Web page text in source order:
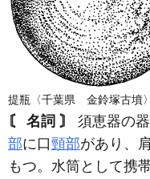
提瓶〈千葉県 金鈴塚古墳〉
〘 名詞 〙 須恵器の
部に口頸部があり、
もつ。水筒として携